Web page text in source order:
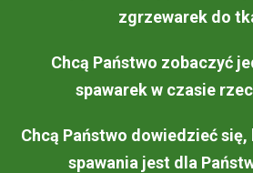
zgrzewarek do
Chcą Państwo zobaczyć
spawarek w czasie
Chcą Państwo dowiedzieć
spawania jest dla